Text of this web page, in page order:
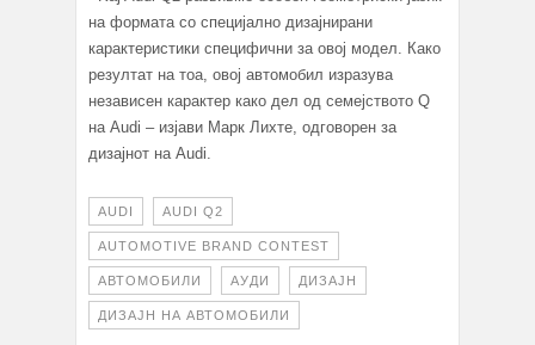
на формата со специјално дизајнирани
карактеристики специфични за овој модел. Како
резултат на тоа, овој автомобил изразува
независен карактер како дел од семејството Q
на Audi – изјави Марк Лихтe, одговорен за
дизајнот на Audi.
AUDI AUDI Q2
AUTOMOTIVE BRAND CONTEST
АВТОМОБИЛИ АУДИ ДИЗАЈН
ДИЗАЈН НА АВТОМОБИЛИ